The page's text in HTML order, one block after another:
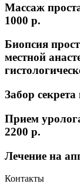
Массаж
1000 p.
Биопсия
местной
Забор
Прием
2200 p.
Лечение на
Контакты